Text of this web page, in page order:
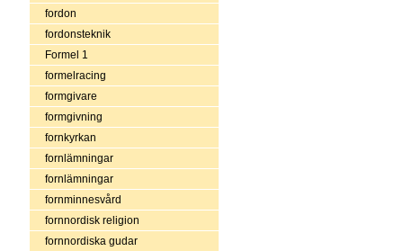
fordon
fordonsteknik
Formel 1
formelracing
formgivare
formgivning
fornkyrkan
fornlämningar
fornlämningar
fornminnesvård
fornnordisk religion
fornnordiska gudar